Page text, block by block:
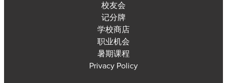
校友会
记分牌
学校商店
职业机会
暑期课程
Privacy Policy